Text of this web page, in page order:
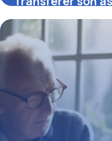
autre banque :
votre placement
4 septembre 2025